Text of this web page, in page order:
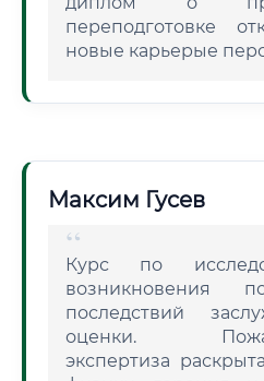
переподготовке
новые карьерые
Максим Гусев
Курс по
последствий
оценки.
экспертиза